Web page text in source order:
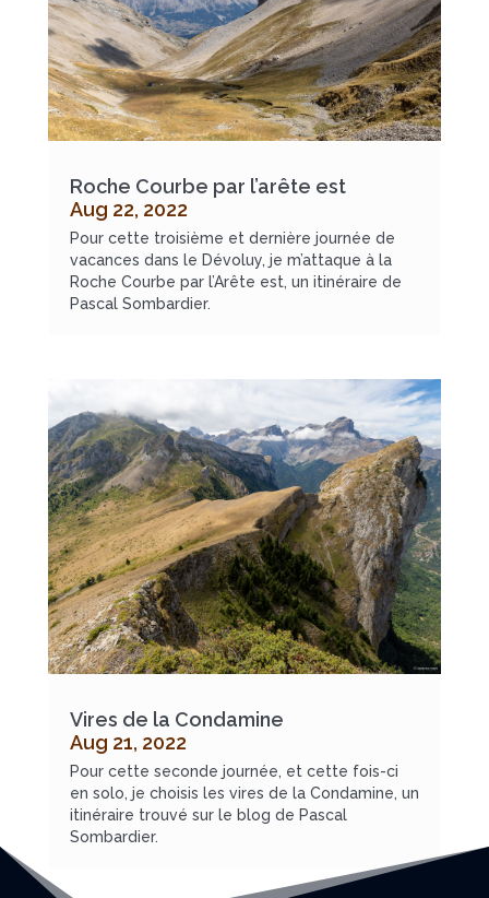
Roche Courbe par l’arête est
Aug 22, 2022
Pour cette troisième et dernière journée de
vacances dans le Dévoluy, je m’attaque à la
Roche Courbe par l’Arête est, un itinéraire de
Pascal Sombardier.
Vires de la Condamine
Aug 21, 2022
Pour cette seconde journée, et cette fois-ci
en solo, je choisis les vires de la Condamine, un
itinéraire trouvé sur le blog de Pascal
Sombardier.